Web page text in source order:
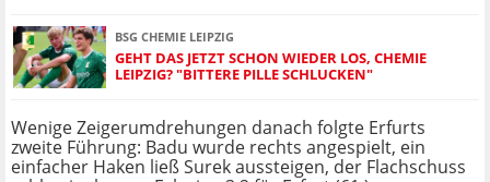
BSG CHEMIE LEIPZIG
GEHT DAS JETZT SCHON WIEDER LOS, CHEMIE
LEIPZIG? "BITTERE PILLE SCHLUCKEN"
Wenige Zeigerumdrehungen danach folgte Erfurts
zweite Führung: Badu wurde rechts angespielt, ein
einfacher Haken ließ Surek aussteigen, der Flachschuss